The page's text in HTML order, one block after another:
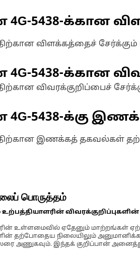
4G-5438-க்கான
விளக்கத்தைச்
4G-5438-க்கான
விவரக்குறிப்பைச்
4G-5438-க்கு
இணக்கத் தகவல்கள்
பொருத்தம்
உள்ளமைவில் ஏதேனும் மாற்றங்கள்
தற்போதைய நிலையிலும்
அணுகவும். இந்தக் குறிப்பான்